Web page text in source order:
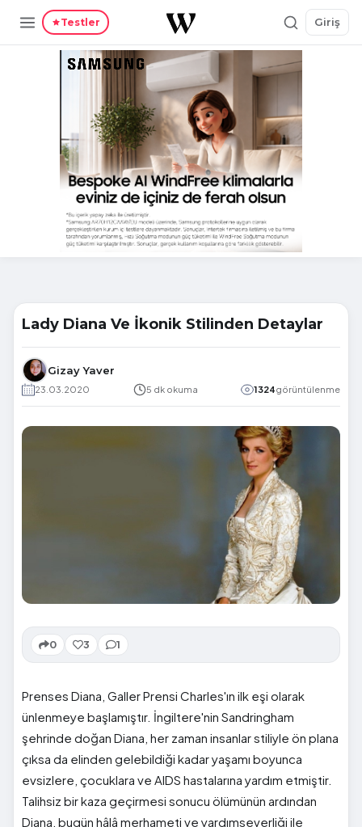
Testler Giriş
Lady Diana Ve İkonik Stilinden Detaylar
Gizay Yaver
23.03.2020 5 dk okuma 1324görüntülenme
0 3 1
Prenses Diana, Galler Prensi Charles'ın ilk eşi olarak
ünlenmeye başlamıştır. İngiltere'nin Sandringham
şehrinde doğan Diana, her zaman insanlar stiliyle ön plana
çıksa da elinden gelebildiği kadar yaşamı boyunca
evsizlere, çocuklara ve AIDS hastalarına yardım etmiştir.
Talihsiz bir kaza geçirmesi sonucu ölümünün ardından
Diana, bugün hâlâ merhameti ve yardımseverliği ile